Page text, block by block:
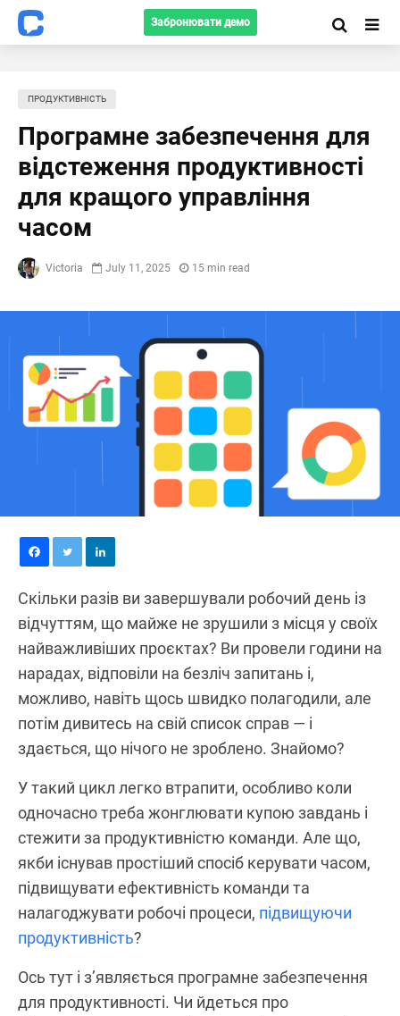
Забронювати демо
ПРОДУКТИВНІСТЬ
Програмне забезпечення для
відстеження продуктивності
для кращого управління
часом
Victoria July 11, 2025 15 min read
Скільки разів ви завершували робочий день із
відчуттям, що майже не зрушили з місця у своїх
найважливіших проєктах? Ви провели години на
нарадах, відповіли на безліч запитань і,
можливо, навіть щось швидко полагодили, але
потім дивитесь на свій список справ — і
здається, що нічого не зроблено. Знайомо?
У такий цикл легко втрапити, особливо коли
одночасно треба жонглювати купою завдань і
стежити за продуктивністю команди. Але що,
якби існував простіший спосіб керувати часом,
підвищувати ефективність команди та
налагоджувати робочі процеси, підвищуючи
продуктивність?
Ось тут і з’являється програмне забезпечення
для продуктивності. Чи йдеться про